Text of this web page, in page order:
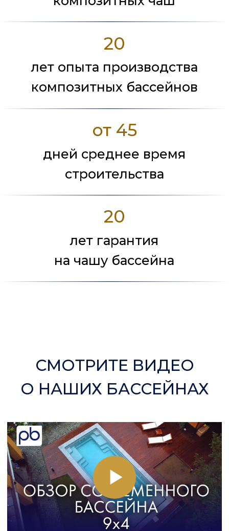
5 ПРИЧИН ПОСТРОИТЬ
КОМПОЗИТНЫЙ БАССЕЙН
Опытные специалисты
Наши специалисты обладают опытом
в строительстве бассейнов премиум-
класса и индивидуальных проектов.
Благодаря глубокому пониманию
особенностей конструкций
и требованиям заказчика, мы подбираем
оптимальные решения для любого
участка и типа бассейна.
Индивидуальный проект
Узнаем, какой бассейн вы хотите —